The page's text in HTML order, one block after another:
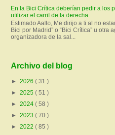
En la Bici Crítica deberían pedir a los
utilizar el carril de la derecha
Estimado Aalto, Me dirijo a ti al no
Bici por Madrid” o “Bici Crítica” u otra
organizadora de la sal...
Archivo del blog
► 2026 ( 31 )
► 2025 ( 51 )
► 2024 ( 58 )
► 2023 ( 70 )
► 2022 ( 85 )